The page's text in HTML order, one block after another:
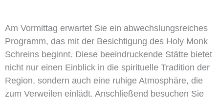
Am Vormittag erwartet Sie ein abwechslungsreiches
Programm, das mit der Besichtigung des Holy Monk
Schreins beginnt. Diese beeindruckende Stätte bietet
nicht nur einen Einblick in die spirituelle Tradition der
Region, sondern auch eine ruhige Atmosphäre, die
zum Verweilen einlädt. Anschließend besuchen Sie